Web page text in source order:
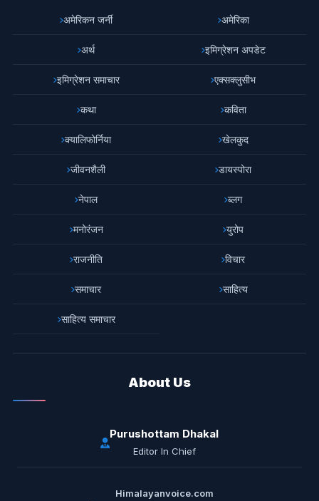
अमेरिकन जर्नी अमेरिका
अर्थ इमिग्रेशन अपडेट
इमिग्रेशन समाचार एक्सक्लुसीभ
कथा कविता
क्यालिफोर्निया खेलकुद
जीवनशैली डायस्पोरा
नेपाल ब्लग
मनोरंजन युरोप
राजनीति विचार
समाचार साहित्य
साहित्य समाचार
About Us
Purushottam Dhakal
Editor In Chief
Himalayanvoice.com